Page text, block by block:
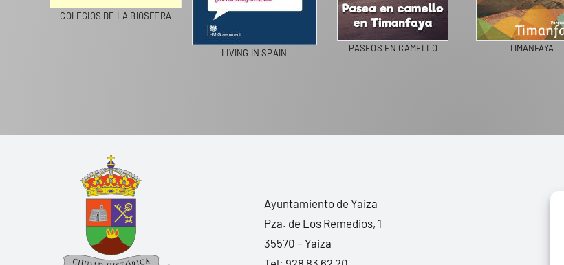
COLEGIOS DE LA BIOSFERA
LIVING IN SPAIN PASEOS EN CAMELLO TIMANFAYA
Ayuntamiento de Yaiza
Pza. de Los Remedios, 1
35570 – Yaiza